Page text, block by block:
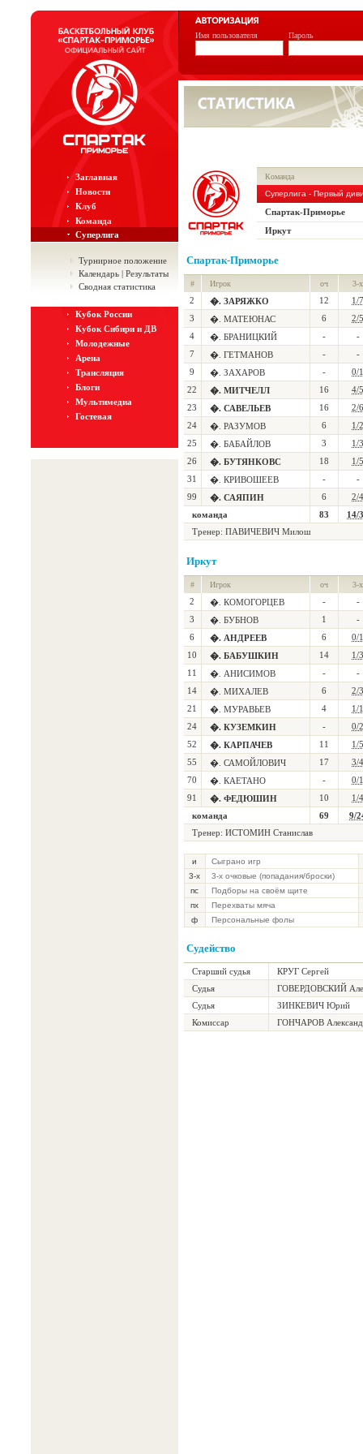
Имя пользователя Пароль
Заглавная
Новости
Клуб
Команда
Суперлига
Турнирное положение
Календарь | Результаты
Сводная статистика
Кубок России
Кубок Сибири и ДВ
Молодежные
Арена
Трансляция
Блоги
Мультимедиа
Гостевая
Команда
Суперлига - Первый
Спартак-Приморье
Иркут
Спартак-Приморье
# Игрок оч 3-х
2 �. ЗАРЯЖКО 12
1/7
3
�. МАТЕЮНАС 6
2/5
4
�. БРАНИЦКИЙ -
-
7
�. ГЕТМАНОВ -
-
9
�. ЗАХАРОВ -
0/1
22
�. МИТЧЕЛЛ 16
4/5
23
�. САВЕЛЬЕВ 16
2/6
24
�. РАЗУМОВ 6
1/2
25
�. БАБАЙЛОВ 3
1/3
26
�. БУТЯНКОВС 18
1/5
31
�. КРИВОШЕЕВ -
-
99
�. САЯПИН 6
2/4
команда
83
14/
Тренер: ПАВИЧЕВИЧ Милош
Иркут
# Игрок оч 3-х
2 �. КОМОГОРЦЕВ -
-
3
�. БУБНОВ 1
-
6
�. АНДРЕЕВ 6
0/1
10
�. БАБУШКИН 14
1/3
11
�. АНИСИМОВ -
-
14
�. МИХАЛЕВ 6
2/3
21
�. МУРАВЬЕВ 4
1/1
24
�. КУЗЕМКИН -
0/2
52
�. КАРПАЧЕВ 11
1/5
55
�. САМОЙЛОВИЧ 17
3/4
70
�. КАЕТАНО -
0/1
91
�. ФЕДЮШИН 10
1/4
команда
69
9/
Тренер: ИСТОМИН Станислав
и
Сыграно игр
3-х
3-х очковые (попадания/броски)
пс
Подборы на своём щите
пх
Перехваты мяча
ф
Персональные фолы
Судейство
Старший судья
КРУГ Сергей
Судья
ГОВЕРДОВСКИЙ
Судья
ЗИНКЕВИЧ Юрий
Комиссар
ГОНЧАРОВ